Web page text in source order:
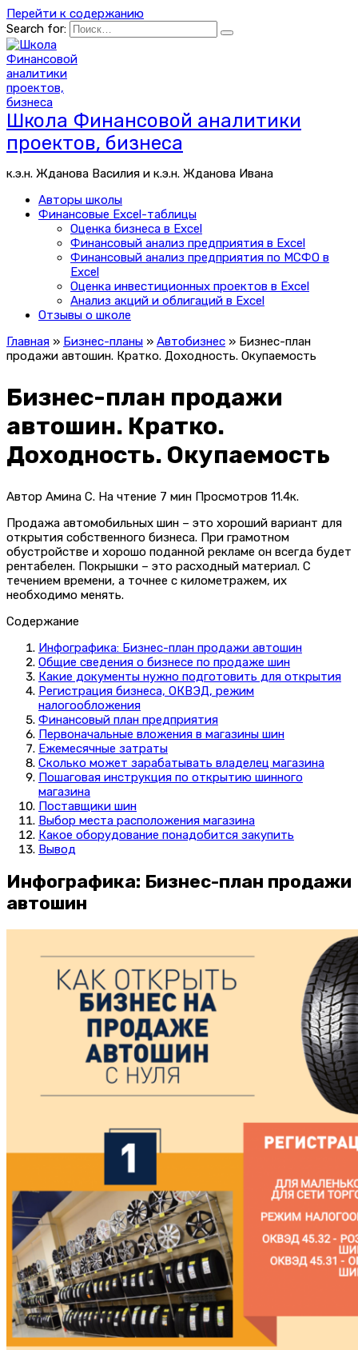
Перейти к содержанию
Search for:
Школа Финансовой аналитики
проектов, бизнеса
к.э.н. Жданова Василия и к.э.н. Жданова Ивана
Авторы школы
Финансовые Excel-таблицы
Оценка бизнеса в Excel
Финансовый анализ предприятия в Excel
Финансовый анализ предприятия по МСФО в
Excel
Оценка инвестиционных проектов в Excel
Анализ акций и облигаций в Excel
Отзывы о школе
Главная » Бизнес-планы » Автобизнес » Бизнес-план
продажи автошин. Кратко. Доходность. Окупаемость
Бизнес-план продажи
автошин. Кратко.
Доходность. Окупаемость
Автор Амина С. На чтение 7 мин Просмотров 11.4к.
Продажа автомобильных шин – это хороший вариант для
открытия собственного бизнеса. При грамотном
обустройстве и хорошо поданной рекламе он всегда будет
рентабелен. Покрышки – это расходный материал. С
течением времени, а точнее с километражем, их
необходимо менять.
Содержание
Инфографика: Бизнес-план продажи автошин
Общие сведения о бизнесе по продаже шин
Какие документы нужно подготовить для открытия
Регистрация бизнеса, ОКВЭД, режим
налогообложения
Финансовый план предприятия
Первоначальные вложения в магазины шин
Ежемесячные затраты
Сколько может зарабатывать владелец магазина
Пошаговая инструкция по открытию шинного
магазина
Поставщики шин
Выбор места расположения магазина
Какое оборудование понадобится закупить
Вывод
Инфографика: Бизнес-план продажи
автошин